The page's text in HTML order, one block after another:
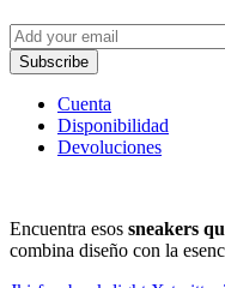
Subscribe
Cuenta
Disponibilidad
Devoluciones
Encuentra esos sneakers
combina diseño con la